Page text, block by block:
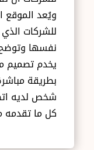
ويُعد الموقع
للشركات
نفسها
يخدم تصميم
بطريقة
شخص لديه
كل ما تقدمه